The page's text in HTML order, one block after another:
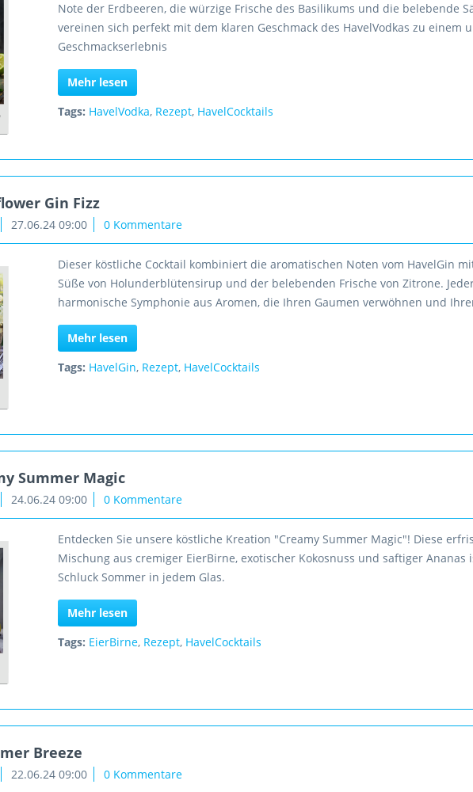
Note der Erdbeeren, die würzige Frische des Basilikums und die belebende
vereinen sich perfekt mit dem klaren Geschmack des HavelVodkas zu einem
Geschmackserlebnis
Mehr lesen
Tags: HavelVodka, Rezept, HavelCocktails
Gin Fizz
27.06.24 09:00 0 Kommentare
Dieser köstliche Cocktail kombiniert die aromatischen Noten vom HavelGin
Süße von Holunderblütensirup und der belebenden Frische von Zitrone.
harmonische Symphonie aus Aromen, die Ihren Gaumen verwöhnen und
Mehr lesen
Tags: HavelGin, Rezept, HavelCocktails
Summer Magic
24.06.24 09:00 0 Kommentare
Entdecken Sie unsere köstliche Kreation "Creamy Summer Magic"! Diese
Mischung aus cremiger EierBirne, exotischer Kokosnuss und saftiger Ananas
Schluck Sommer in jedem Glas.
Mehr lesen
Tags: EierBirne, Rezept, HavelCocktails
Breeze
22.06.24 09:00 0 Kommentare